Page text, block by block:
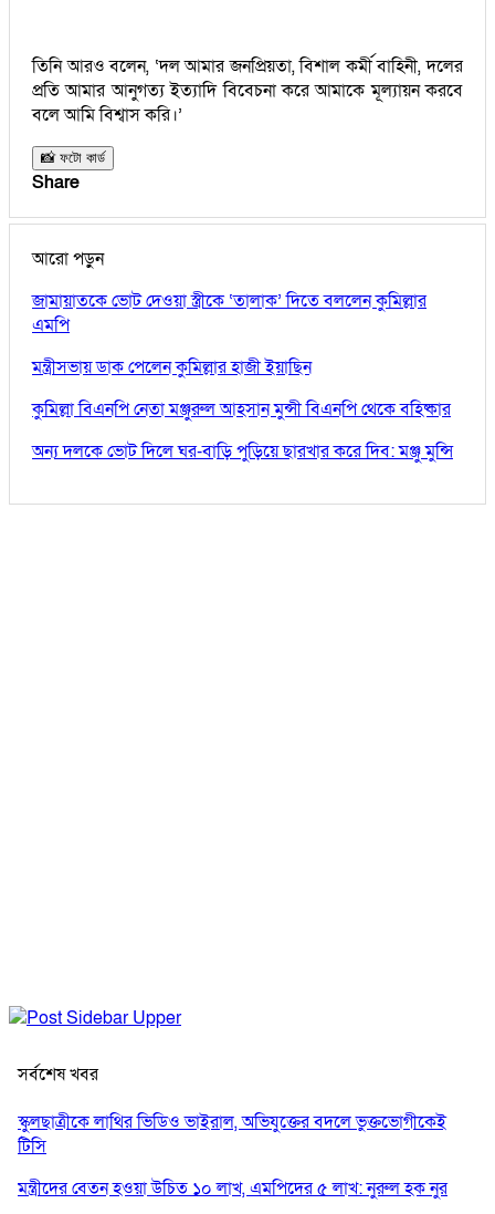
তিনি আরও বলেন, ‘দল আমার জনপ্রিয়তা, বিশাল কর্মী বাহিনী, দলের
প্রতি আমার আনুগত্য ইত্যাদি বিবেচনা করে আমাকে মূল্যায়ন করবে
বলে আমি বিশ্বাস করি।’
📸 ফটো কার্ড
Share
আরো পড়ুন
জামায়াতকে ভোট দেওয়া স্ত্রীকে ‘তালাক’ দিতে বললেন কুমিল্লার
এমপি
মন্ত্রীসভায় ডাক পেলেন কুমিল্লার হাজী ইয়াছিন
কুমিল্লা বিএনপি নেতা মঞ্জুরুল আহসান মুন্সী বিএনপি থেকে বহিষ্কার
অন্য দলকে ভোট দিলে ঘর-বাড়ি পুড়িয়ে ছারখার করে দিব: মঞ্জু মুন্সি
সর্বশেষ খবর
স্কুলছাত্রীকে লাথির ভিডিও ভাইরাল, অভিযুক্তের বদলে ভুক্তভোগীকেই
টিসি
মন্ত্রীদের বেতন হওয়া উচিত ১০ লাখ, এমপিদের ৫ লাখ: নুরুল হক নুর